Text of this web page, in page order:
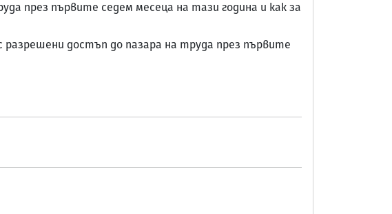
през първите седем месеца на тази година и как за
достъп до пазара на труда през първите